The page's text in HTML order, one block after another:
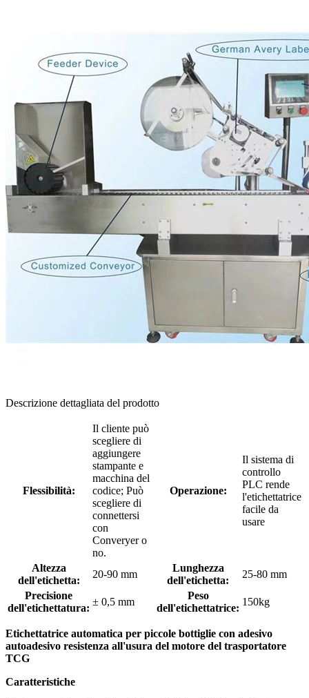
Descrizione dettagliata del prodotto
Flessibilità:
Il cliente può
scegliere di
aggiungere
stampante e
macchina del
codice; Può
scegliere di
connettersi
con
Converyer o
no.
Operazione:
Il sistema di
controllo
PLC rende
l'etichettatrice
facile da
usare
Altezza
dell'etichetta:
20-90 mm
Lunghezza
dell'etichetta:
25-80 mm
Precisione
dell'etichettatura:
± 0,5 mm
Peso
dell'etichettatrice:
150kg
Etichettatrice automatica per piccole bottiglie con adesivo
autoadesivo resistenza all'usura del motore del trasportatore
TCG
Caratteristiche